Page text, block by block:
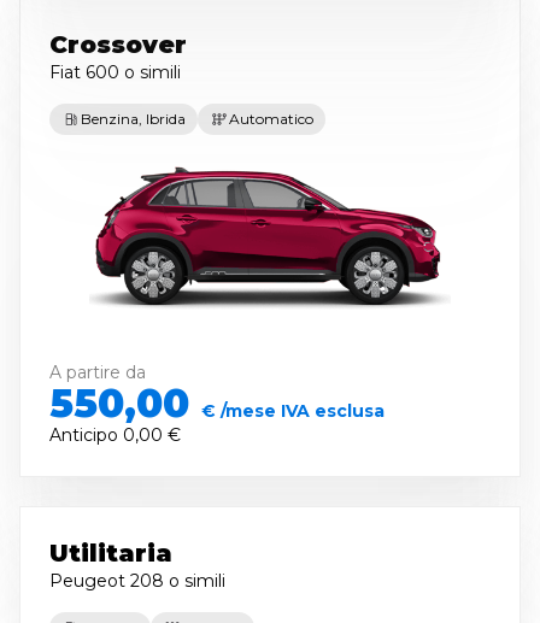
Crossover
Fiat 600 o simili
Benzina, Ibrida Automatico
A partire da
550,00 € /mese IVA esclusa
Anticipo 0,00 €
Utilitaria
Peugeot 208 o simili